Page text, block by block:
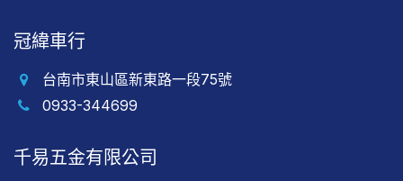
冠緯車行
台南市東山區新東路一段75號
0933-344699
千易五金有限公司